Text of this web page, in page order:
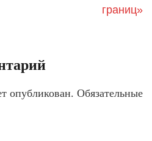
границ»
опубликован. Обязательные